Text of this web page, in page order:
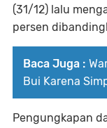
(31/12) lalu
persen
Baca Juga :
Bui Karena
Pengungkapan